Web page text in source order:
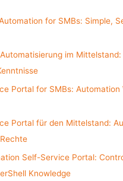
for SMBs: Simple,
im Mittelstand:
Portal for SMBs: Automation
Portal für den Mittelstand:
Self-Service Portal:
Knowledge